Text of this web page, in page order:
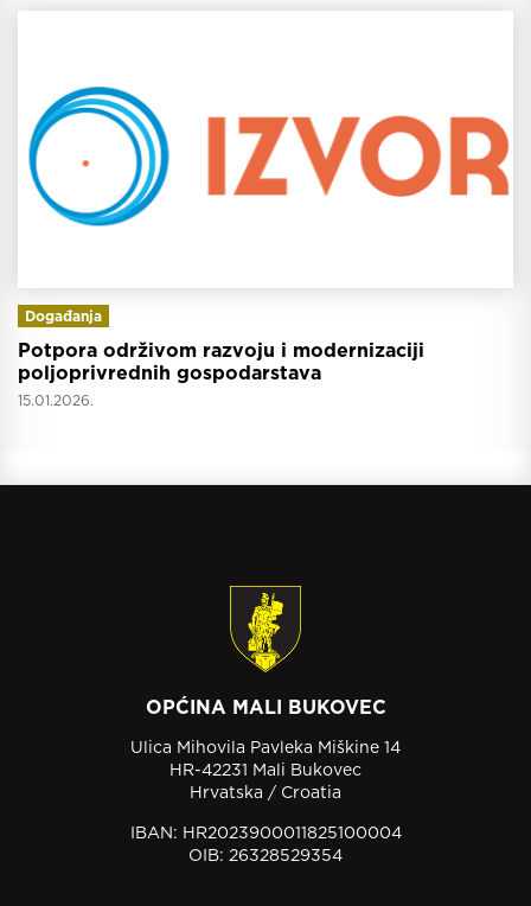
Događanja
Potpora održivom razvoju i modernizaciji
poljoprivrednih gospodarstava
15.01.2026.
OPĆINA MALI BUKOVEC
Ulica Mihovila Pavleka Miškine 14
HR-42231 Mali Bukovec
Hrvatska / Croatia
IBAN: HR2023900011825100004
OIB: 26328529354